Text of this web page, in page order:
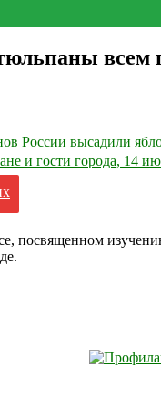
всем
России высадили
и гости города, 14
посвященном